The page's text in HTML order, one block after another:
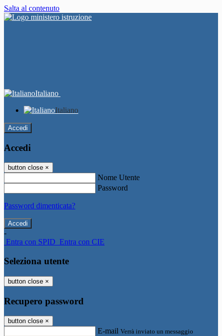
Salta al contenuto
Italiano
Italiano
Accedi
Accedi
button close ×
Nome Utente
Password
Password dimenticata?
-
Entra con SPID Entra con CIE
Seleziona utente
button close ×
Recupero password
button close ×
E-mail Verrà inviato un messaggio